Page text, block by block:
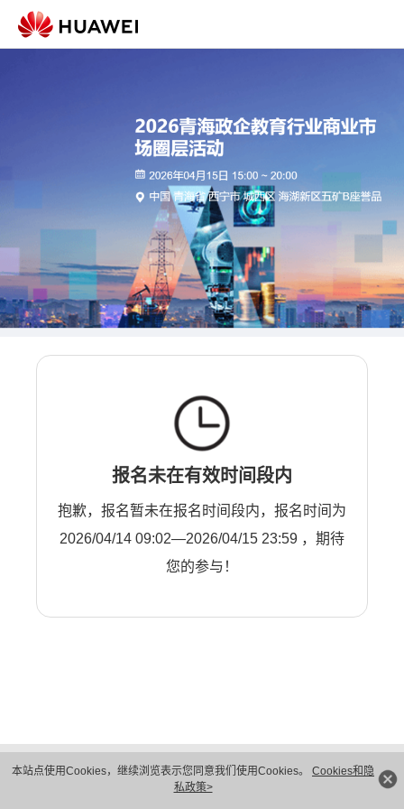
本站点使用Cookies，继续浏览表示您同意我们使用Cookies。 Cookies和隐
私政策>
报名未在有效时间段内
抱歉，报名暂未在报名时间段内，报名时间为
2026/04/14 09:02—2026/04/15 23:59 ，期待
您的参与！
隐私保护
法律声明